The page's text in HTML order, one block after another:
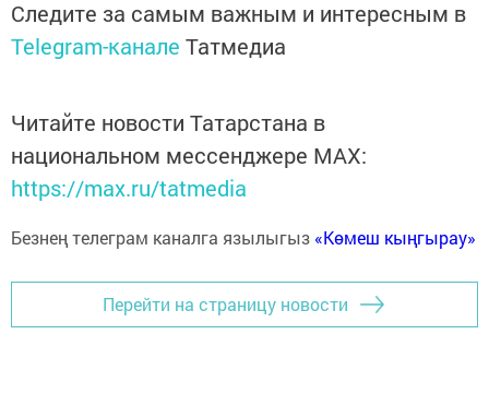
Следите за самым важным и интересным в
Telegram-канале Татмедиа
Читайте новости Татарстана в
национальном мессенджере MАХ:
https://max.ru/tatmedia
Безнең телеграм каналга язылыгыз «Көмеш кыңгырау»
Перейти на страницу новости